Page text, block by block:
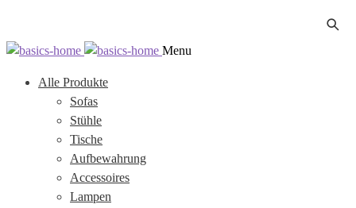
Zur
springen
Zum
springen
Menu
Alle Produkte
Sofas
Stühle
Tische
Aufbewahrung
Accessoires
Lampen